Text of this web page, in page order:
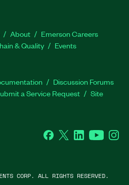
About
Emerson Careers
& Quality Events
Discussion Forums
a Service Request
Site
Facebook
Twitter LinkedInYouTube
CORP. ALL RIGHTS RESERVED.